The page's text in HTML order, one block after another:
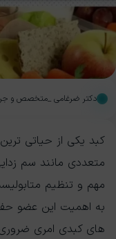
دکتر ضرغامی _متخصص و
کبد یکی از حیاتی
متعددی مانند سم
مهم و تنظیم
به اهمیت این عضو
های کبدی امری